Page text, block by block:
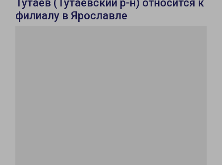
Тутаев (Тутаевский р-н) относится к
филиалу в Ярославле